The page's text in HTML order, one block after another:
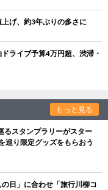
げ、約3年ぶりの多さに
ライブ予算4万円超、渋滞・
もっと見る
るスタンプラリーがスター
り限定グッズをもらおう
日」に合わせ「旅行川柳コ